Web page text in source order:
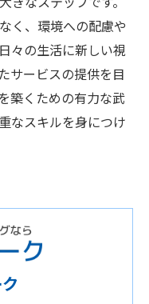
く、環境への配慮や
々の生活に新しい視
サービスの提供を目
築くための有力な武
なスキルを身につけ